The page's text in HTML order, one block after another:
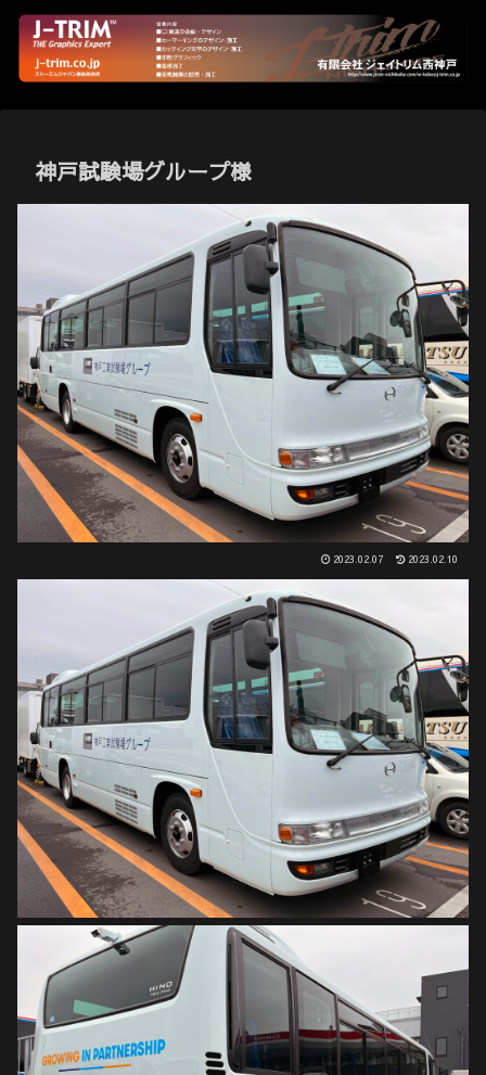
神戸試験場グループ様
2023.02.07 2023.02.10